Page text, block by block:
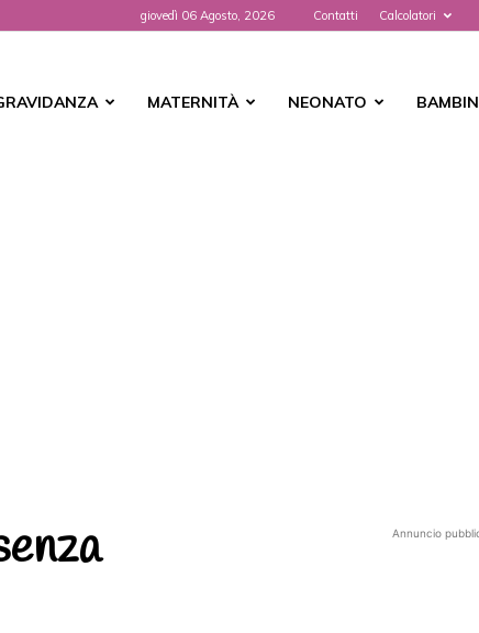
giovedì 06 Agosto, 2026 Contatti Calcolatori
MATERNITÀ NEONATO
Annuncio